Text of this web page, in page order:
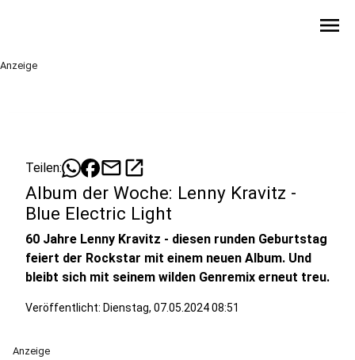
menu
Anzeige
Teilen: mailopen_in_new
Album der Woche: Lenny Kravitz -
Blue Electric Light
60 Jahre Lenny Kravitz - diesen runden Geburtstag
feiert der Rockstar mit einem neuen Album. Und
bleibt sich mit seinem wilden Genremix erneut treu.
Veröffentlicht: Dienstag, 07.05.2024 08:51
Anzeige